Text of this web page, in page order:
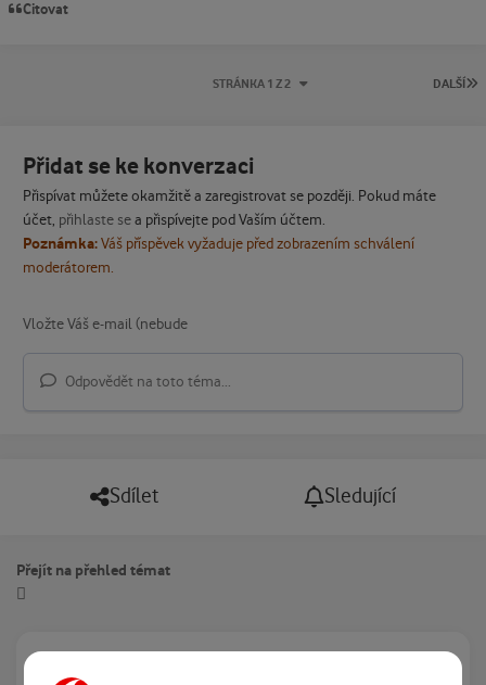
Citovat
DALŠÍ
STRÁNKA 1 Z 2
Přidat se ke konverzaci
Přispívat můžete okamžitě a zaregistrovat se později. Pokud máte
účet, přihlaste sea přispívejte pod Vaším účtem.
Poznámka:Váš příspěvek vyžaduje před zobrazením schválení
moderátorem.
Odpovědět na toto téma...
Sdílet Sledující
Přejít na přehled témat
Právě prohlíží tuto stránku